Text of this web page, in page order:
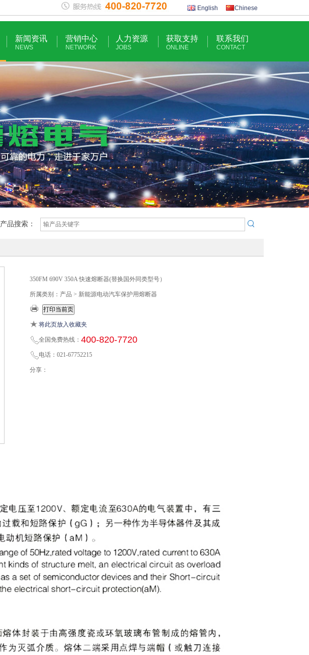
English Chinese
新闻资讯
NEWS
营销中心
NETWORK
人力资源
JOBS
获取支持
ONLINE
联系我们
CONTACT
产品搜索：
350FM 690V 350A 快速熔断器(替换国外同类型号）
所属类别：产品 > 新能源电动汽车保护用熔断器
将此页放入收藏夹
全国免费热线： 400-820-7720
电话：021-67752215
分享：